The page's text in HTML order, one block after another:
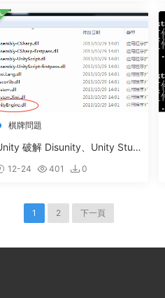
棋牌問題
破解 Disunity、Unity Studi
12-24 401 0
1 2 下一頁